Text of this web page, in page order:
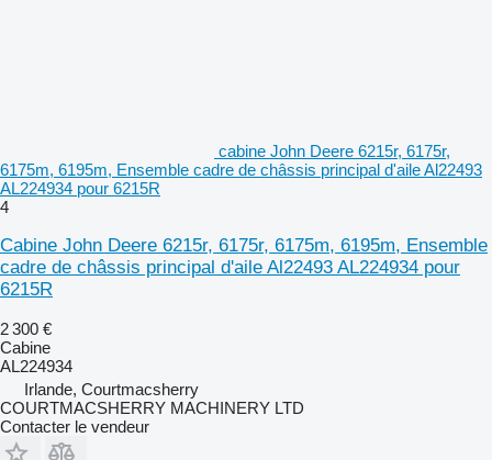
cabine John Deere 6215r, 6175r,
6175m, 6195m, Ensemble cadre de châssis principal d'aile Al22493
AL224934 pour 6215R
4
Cabine John Deere 6215r, 6175r, 6175m, 6195m, Ensemble
cadre de châssis principal d'aile Al22493 AL224934 pour
6215R
2 300 €
Cabine
AL224934
Irlande, Courtmacsherry
COURTMACSHERRY MACHINERY LTD
Contacter le vendeur